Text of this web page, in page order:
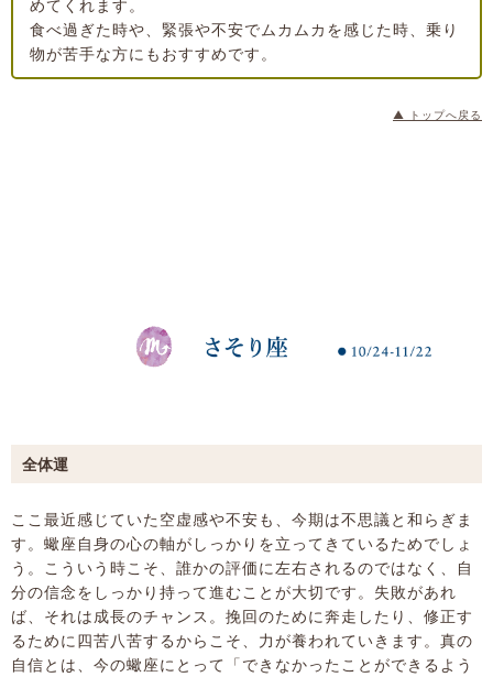
めてくれます。
食べ過ぎた時や、緊張や不安でムカムカを感じた時、乗り
物が苦手な方にもおすすめです。
▲ トップへ戻る
全体運
ここ最近感じていた空虚感や不安も、今期は不思議と和らぎま
す。蠍座自身の心の軸がしっかりを立ってきているためでしょ
う。こういう時こそ、誰かの評価に左右されるのではなく、自
分の信念をしっかり持って進むことが大切です。失敗があれ
ば、それは成長のチャンス。挽回のために奔走したり、修正す
るために四苦八苦するからこそ、力が養われていきます。真の
自信とは、今の蠍座にとって「できなかったことができるよう